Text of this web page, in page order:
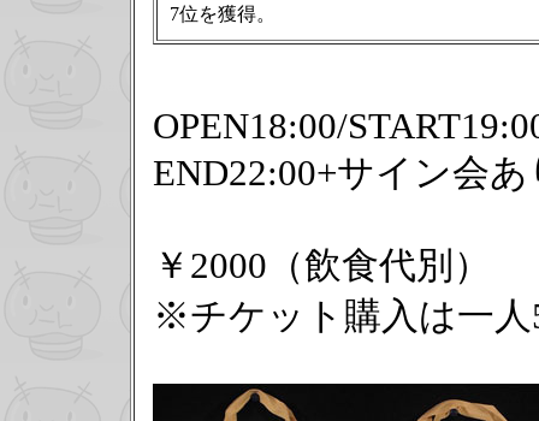
7位を獲得。
OPEN18:00/
END22:00+サイン会あ
￥2000（飲食代別）
※チケット購入は一人